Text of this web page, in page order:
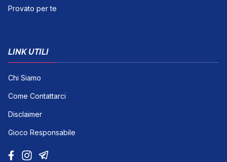
Provato per te
LINK UTILI
Chi Siamo
Come Contattarci
Disclaimer
Gioco Responsabile